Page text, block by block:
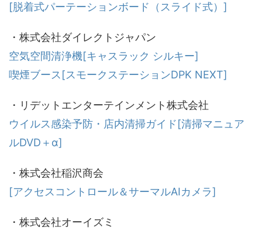
[脱着式パーテーションボード（スライド式）]
・株式会社ダイレクトジャパン
空気空間清浄機[キャスラック シルキー]
喫煙ブース[スモークステーションDPK NEXT]
・リデットエンターテインメント株式会社
ウイルス感染予防・店内清掃ガイド[清掃マニュア
ルDVD＋α]
・株式会社稲沢商会
[アクセスコントロール＆サーマルAIカメラ]
・株式会社オーイズミ